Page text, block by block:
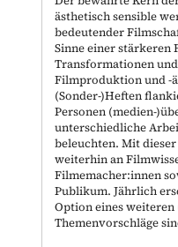
ästhetisch sensible
bedeutender
Sinne einer stärkeren
Transformationen
Filmproduktion und -
(Sonder-)Heften
Personen (medien-
unterschiedliche
beleuchten. Mit
weiterhin an
Filmemacher:innen
Publikum. Jährlich
Option eines weiteren
Themenvorschläge